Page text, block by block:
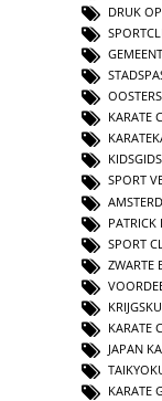
DRUK
KARATE
SPORT
PATRICK
SPORT
ZWARTE
KARATE
JAPAN
KARATE